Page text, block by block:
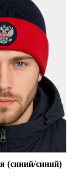
(синий/синий)